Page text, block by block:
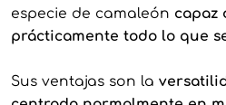
especie de camaleón capaz
prácticamente todo lo que
Sus ventajas son la